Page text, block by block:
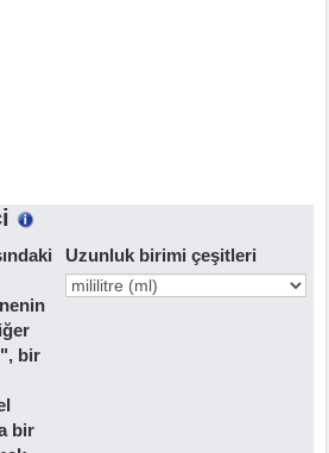
bir
bir
Uzunluk birimi çeşitleri